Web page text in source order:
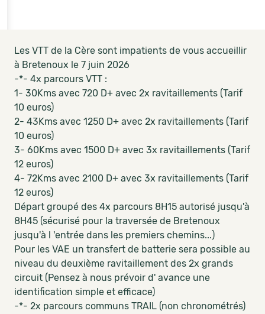
Les VTT de la Cère sont impatients de vous accueillir
à Bretenoux le 7 juin 2026
-*- 4x parcours VTT :
1- 30Kms avec 720 D+ avec 2x ravitaillements (Tarif
10 euros)
2- 43Kms avec 1250 D+ avec 2x ravitaillements (Tarif
10 euros)
3- 60Kms avec 1500 D+ avec 3x ravitaillements (Tarif
12 euros)
4- 72Kms avec 2100 D+ avec 3x ravitaillements (Tarif
12 euros)
Départ groupé des 4x parcours 8H15 autorisé jusqu'à
8H45 (sécurisé pour la traversée de Bretenoux
jusqu'à l 'entrée dans les premiers chemins...)
Pour les VAE un transfert de batterie sera possible au
niveau du deuxième ravitaillement des 2x grands
circuit (Pensez à nous prévoir d' avance une
identification simple et efficace)
-*- 2x parcours communs TRAIL (non chronométrés)